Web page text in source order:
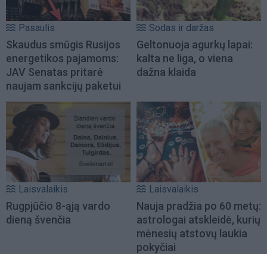
Pasaulis
Skaudus smūgis Rusijos
energetikos pajamoms:
JAV Senatas pritarė
naujam sankcijų paketui
Sodas ir daržas
Geltonuoja agurkų lapai:
kalta ne liga, o viena
dažna klaida
Laisvalaikis
Rugpjūčio 8-ąją vardo
dieną švenčia
Laisvalaikis
Nauja pradžia po 60 metų:
astrologai atskleidė, kurių
mėnesių atstovų laukia
pokyčiai